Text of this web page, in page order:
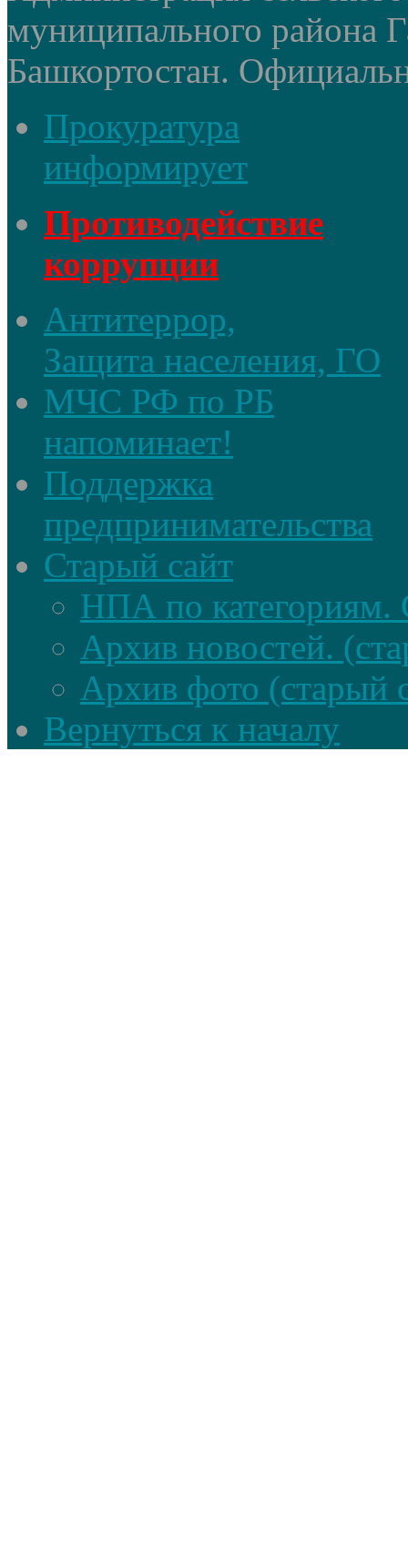
муниципального района
Башкортостан.
Прокуратура
информирует
Противодействие
коррупции
Антитеррор,
Защита населения, ГО
МЧС РФ по РБ
напоминает!
Поддержка
предпринимательства
Старый сайт
НПА по категориям.
Архив новостей.
Архив фото (старый
Вернуться к началу